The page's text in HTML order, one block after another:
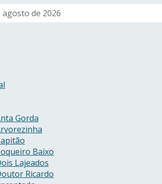
de 2026
Gorda
Baixo
Lajeados
Ricardo